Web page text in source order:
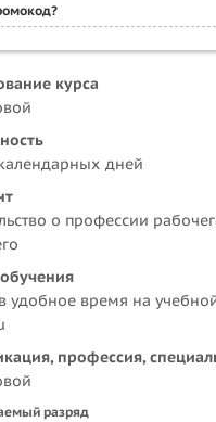
курса
дней
о профессии
удобное время на
профессия,
разряд